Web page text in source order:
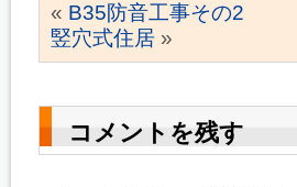
« B35防音工事その2
竪穴式住居 »
コメントを残す